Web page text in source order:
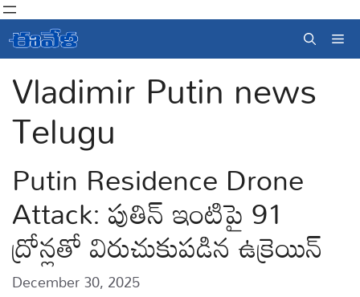
Skip
to
content
Vladimir Putin news
Telugu
Putin Residence Drone
Attack: పుతిన్ ఇంటిపై 91
ద్రోన్లతో విరుచుకుపడిన ఉక్రెయిన్
December 30, 2025